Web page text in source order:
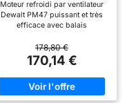
Moteur refroidi par ventilateur
Dewalt PM47 puissant et très
efficace avec balais
intelligente à vitesse variable et
interrupteur de verrouillage
pour des coupes contrôlées
rapides et une sécurité de
travail accrue Chaussure
ajustable sans outil avec
178,80 €
170,14 €